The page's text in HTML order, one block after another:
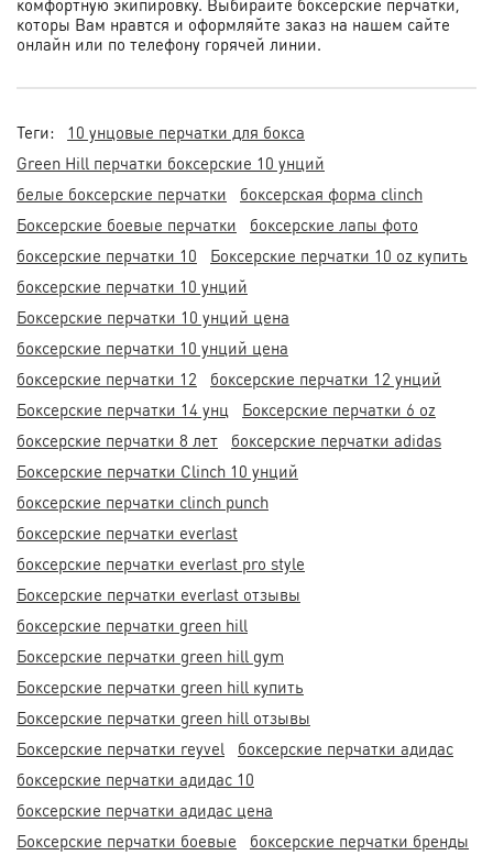
комфортную экипировку. Выбирайте боксёрские перчатки,
которы Вам нравтся и оформляйте заказ на нашем сайте
онлайн или по телефону горячей линии.
Теги:
10 унцовые перчатки для бокса
Green Hill перчатки боксерские 10 унций
белые боксерские перчатки
боксерская форма clinch
Боксерские боевые перчатки
боксерские лапы фото
боксерские перчатки 10
Боксерские перчатки 10 oz купить
боксерские перчатки 10 унций
Боксерские перчатки 10 унций цена
боксерские перчатки 10 унций цена
боксерские перчатки 12
боксерские перчатки 12 унций
Боксерские перчатки 14 унц
Боксерские перчатки 6 oz
боксерские перчатки 8 лет
боксерские перчатки adidas
Боксерские перчатки Clinch 10 унций
боксерские перчатки clinch punch
боксерские перчатки everlast
боксерские перчатки everlast pro style
Боксерские перчатки everlast отзывы
боксерские перчатки green hill
Боксерские перчатки green hill gym
Боксерские перчатки green hill купить
Боксерские перчатки green hill отзывы
Боксерские перчатки reyvel
боксерские перчатки адидас
боксерские перчатки адидас 10
боксерские перчатки адидас цена
Боксерские перчатки боевые
боксерские перчатки бренды